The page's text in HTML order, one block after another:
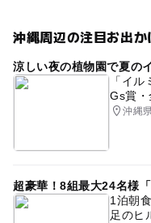
沖縄周辺の注目お出か
涼しい夜の植物園で夏の
「イ
Gs賞・
沖縄
超豪華！8組最大24名様
1泊朝
足のヒ